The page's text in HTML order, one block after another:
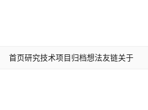
首页研究技术项目归档想法友链关于